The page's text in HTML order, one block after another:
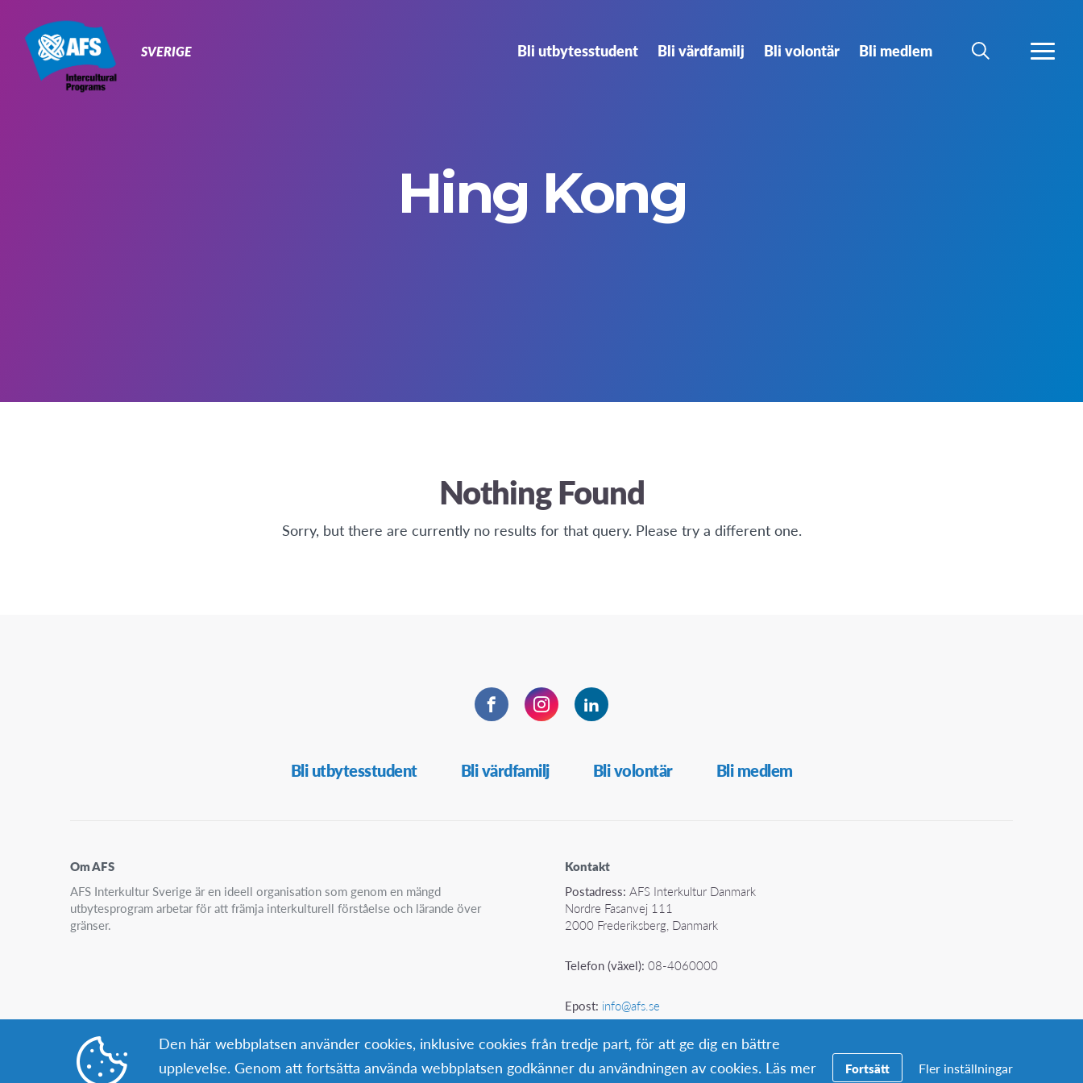
SVERIGE Bli utbytesstudent Bli värdfamilj Bli volontär Bli medlem
SÖK MER
Hing Kong
Nothing Found
Sorry, but there are currently no results for that query. Please try a different one.
FacebookInstagramLinkedIn
Bli utbytesstudent Bli värdfamilj Bli volontär Bli medlem
Kontakt
Postadress: AFS Interkultur Danmark
Nordre Fasanvej 111
2000 Frederiksberg, Danmark
Telefon (växel):08-4060000
Epost: info@afs.se
Om AFS
AFS Interkultur Sverige är en ideell organisation som genom en mängd
utbytesprogram arbetar för att främja interkulturell förståelse och lärande över
gränser.
Den här webbplatsen använder cookies, inklusive cookies från tredje part, för att ge dig en bättre
upplevelse. Genom att fortsätta använda webbplatsen godkänner du användningen av cookies. Läs mer
Fortsätt Fler inställningar